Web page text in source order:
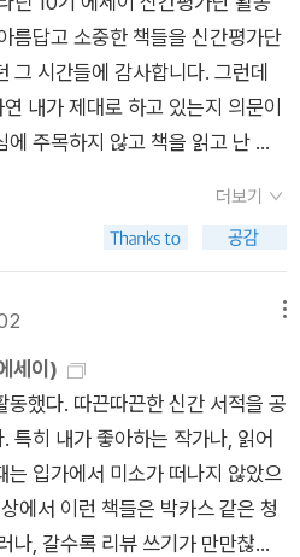
리고 후자의 사상에 저항할 수 없
둠 속에서 보이지 않는 생명의 기
지는 것처럼.' 보이는 것보다 보이
보이는 것보다 보이지 않는 것이
는 것보다 보이지 않는 것이 더 근
미치오의 아름다운 영혼이 담긴
게 운명적인 죽음을 맞기 직전까
한다.'갖가지 동물, 한 그루 나무,
고 존재하며 인간이 그들을 바라
것을 아나?동물과 나무와 바람의
는 날 아침에는 물만 마셔. 자기
는 거야. 마음속으로 식물에게 말
과 마음이 식물과 같은 상태가 되
약초를 찾는 게 아니라 약초가 자
지. 정신을 차리면 약초 앞에 서
시 추진https://n.news.naver.co
속보] 李대
금과 부담금은 달라”https://n.ne
0003007844?type=breaking
스컴버뷸레이터' 사용…敵장비
mnews/article/001/00158
복귀 첫 행보로 물가 점검…'고물
n.news.naver.com/mnews/a
영혼이니 심령이니 하는 말들도 약
는것이 영혼인지 마음인지 양심인
의 전기작용일뿐일수도 있구요. 물
시하는것은 아닙니다. 가끔은 그런
도 좋은 일이긴한데 요즘은 너무
다보니 그 가치를 못 느끼겠다는거
과 영혼이라는 말이 참 많이 등
는 선입관 때문인지 몰라도 제가 보
았어요. 여기에 쓰인 글이 완성
기 위한 중간과정쯤으로 보였단
세상에 덜컥 나와버렸다는 생각
의 마지막 책이니만큼 계속 보관
같지는 않네요. 앞으로 이 분은
그러니 현재 제가 최고라고 생각하
최고의 작품으로 저에게는 남게
름답고 소중한 책들을 신간평가단
그 시간들에 감사합니다. 그런데
내가 제대로 하고 있는지 의문이
주목하지 않고 책을 읽고 난 후
름 고군분투(!)하면서 심리적으
도 서평을 써야한다는 심리적 부
리는데 참 뿌듯하고 상쾌하더군
갔구나 싶어서 말입니다. 신간평
히 활자를 읽는다는 행위를 즐기는
. 이것은 서평을 쓰는 과정에서 어
생각인데, 과연 내가 신간평가단으
는 의문으로 흘렀고, 결과적으로 자
었지요. 이 과정에서 느꼈던 자괴
더보기
세이)
했다. 따끈따끈한 신간 서적을 공
특히 내가 좋아하는 작가나, 읽어
입가에서 미소가 떠나지 않았으
에서 이런 책들은 박카스 같은 청
나, 갈수록 리뷰 쓰기가 만만찮게